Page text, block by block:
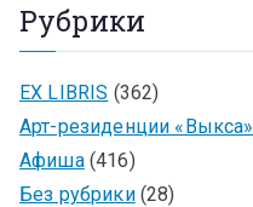
Рубрики
EX LIBRIS (362)
Арт-резиденции «Выкса»
Афиша(416)
Без рубрики(28)